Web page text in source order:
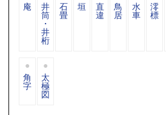
庵 井
筒
・
井
桁
石
畳
垣 直
違
鳥
居
水
車
澪
標
角
字
太
極
図